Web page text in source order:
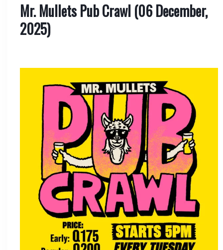
Mr. Mullets Pub Crawl (06 December,
2025)